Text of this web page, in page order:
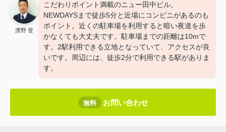
濱野 登
こだわりポイント満載のニュー田中ビル。
NEWDAYSまで徒歩5分と近場にコンビニがあるのも
ポイント。近くの駐車場を利用すると暗い夜道を歩
かなくても大丈夫です。駐車場までの距離は10mで
す。2駅利用できる立地となっていて、アクセスが良
いです。周辺には、徒歩2分で利用できる駅がありま
す。
無料 お問い合わせ